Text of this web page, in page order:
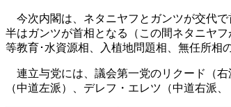
今次内閣は、ネタニヤフとガンツが交代で
半はガンツが首相となる（この間ネタニヤ
等教育･水資源相、入植地問題相、無任所相
連立与党には、議会第一党のリクード（
（中道左派）、デレフ・エレツ（中道右派